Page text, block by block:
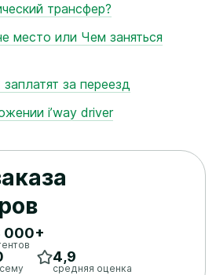
трансфер?
место или Чем заняться
за переезд
i’way driver
​000+
4,9
средняя оценка